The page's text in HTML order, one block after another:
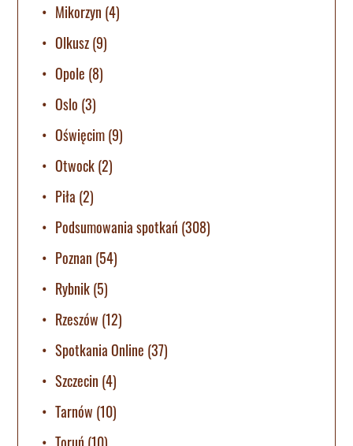
Mikorzyn (4)
Olkusz(9)
Opole (8)
Oslo (3)
Oświęcim(9)
Otwock(2)
Piła (2)
Podsumowania spotkań (308)
Poznan (54)
Rybnik(5)
Rzeszów (12)
Spotkania Online (37)
Szczecin (4)
Tarnów (10)
Toruń (10)